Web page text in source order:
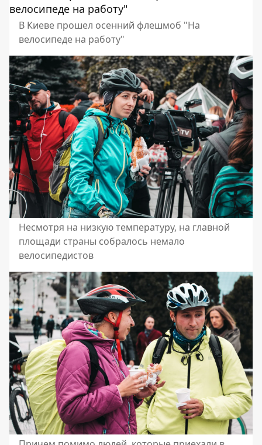
В Киеве прошел осенний флешмоб "На
велосипеде на работу"
Несмотря на низкую температуру, на главной
площади страны собралось немало
велосипедистов